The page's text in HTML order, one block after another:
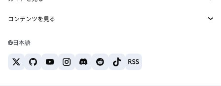
Web3サービス
セキュリティ
サポート
キャリア
お問い合わせ
Tetherの価格
ETH→USD
USDT→INR
BTC→INR
ETH→USDT
ETHの購入
USDTの購入
コンテンツを見る
Solanaウォレット
日本語